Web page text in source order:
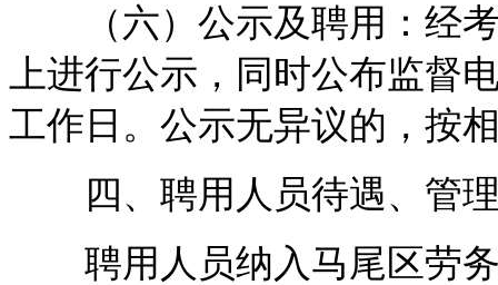
（六）公示及聘用：经考
上进行公示，同时公布监督
工作日。公示无异议的，按
四、聘用人员待遇、管
聘用人员纳入马尾区劳务